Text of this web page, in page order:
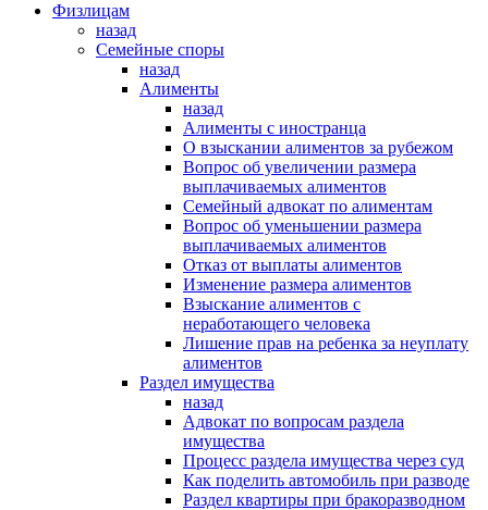
Физлицам
назад
Семейные споры
назад
Алименты
назад
Алименты с иностранца
О взыскании алиментов за рубежом
Вопрос об увеличении размера
выплачиваемых алиментов
Семейный адвокат по алиментам
Вопрос об уменьшении размера
выплачиваемых алиментов
Отказ от выплаты алиментов
Изменение размера алиментов
Взыскание алиментов с
неработающего человека
Лишение прав на ребенка за неуплату
алиментов
Раздел имущества
назад
Адвокат по вопросам раздела
имущества
Процесс раздела имущества через суд
Как поделить автомобиль при разводе
Раздел квартиры при бракоразводном